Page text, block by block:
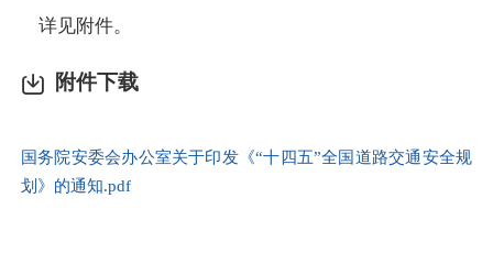
详见附件。
附件下载
国务院安委会办公室关于印发《“十四五”全国道路交通安全规
划》的通知.pdf